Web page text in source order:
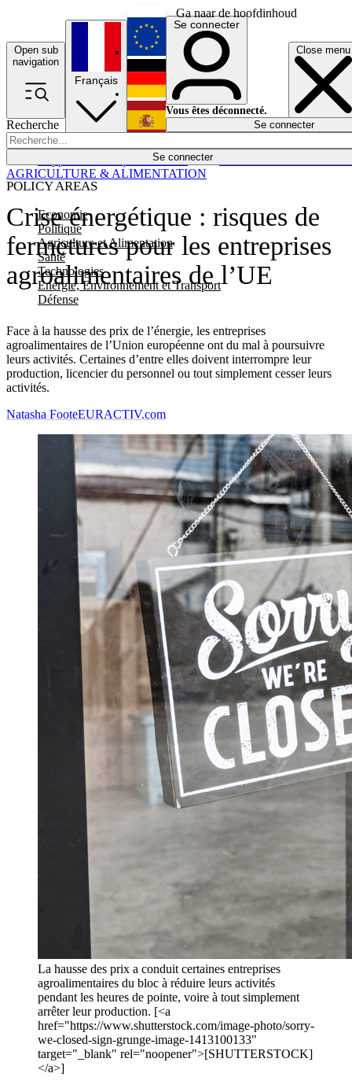
Ga naar de hoofdinhoud
Open sub
navigation
Close menu
Recherche
Se connecter
POLICY AREAS
Economie
Politique
Agriculture et Alimentation
Santé
Technologies
Energie, Environnement et Transport
Défense
Économie
Français
English
Deutsch
Español
Se connecter
Vous êtes déconnecté.
Se connecter
Crise énergétique : risques de
fermetures pour les entreprises
agroalimentaires de l’UE
Face à la hausse des prix de l’énergie, les entreprises
agroalimentaires de l’Union européenne ont du mal à poursuivre
leurs activités. Certaines d’entre elles doivent interrompre leur
production, licencier du personnel ou tout simplement cesser leurs
activités.
AGRICULTURE & ALIMENTATION
Natasha FooteEURACTIV.com
La hausse des prix a conduit certaines entreprises
agroalimentaires du bloc à réduire leurs activités
pendant les heures de pointe, voire à tout simplement
arrêter leur production. [<a
href="https://www.shutterstock.com/image-photo/sorry-
we-closed-sign-grunge-image-1413100133"
target="_blank" rel="noopener">[SHUTTERSTOCK]
</a>]